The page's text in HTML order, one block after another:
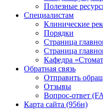
Полезные
Специалистам
Клинические
Порядки
Страница
Страница
Кафедра
Обратная связь
Отправить
Отзывы
Вопрос-ответ
Карта сайта (956н)